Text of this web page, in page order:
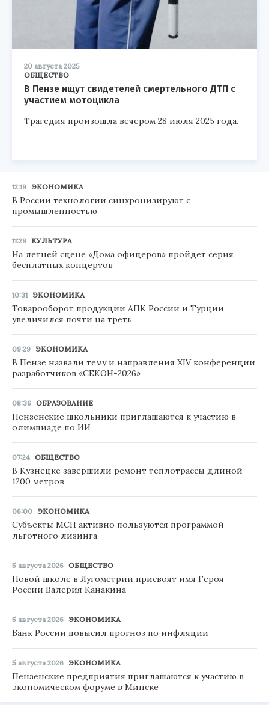
20 августа 2025
ОБЩЕСТВО
В Пензе ищут свидетелей смертельного ДТП с
участием мотоцикла
Трагедия произошла вечером 28 июля 2025 года.
12:19 ЭКОНОМИКА
В России технологии синхронизируют с
промышленностью
11:29 КУЛЬТУРА
На летней сцене «Дома офицеров» пройдет серия
бесплатных концертов
10:31 ЭКОНОМИКА
Товарооборот продукции АПК России и Турции
увеличился почти на треть
09:29 ЭКОНОМИКА
В Пензе назвали тему и направления XIV конференции
разработчиков «СЕКОН-2026»
08:36 ОБРАЗОВАНИЕ
Пензенские школьники приглашаются к участию в
олимпиаде по ИИ
07:24 ОБЩЕСТВО
В Кузнецке завершили ремонт теплотрассы длиной
1200 метров
06:00 ЭКОНОМИКА
Субъекты МСП активно пользуются программой
льготного лизинга
5 августа 2026 ОБЩЕСТВО
Новой школе в Лугометрии присвоят имя Героя
России Валерия Канакина
5 августа 2026 ЭКОНОМИКА
Банк России повысил прогноз по инфляции
5 августа 2026 ЭКОНОМИКА
Пензенские предприятия приглашаются к участию в
экономическом форуме в Минске